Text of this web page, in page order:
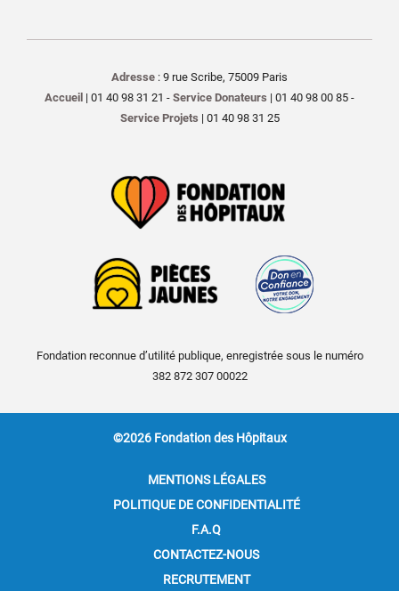
Adresse : 9 rue Scribe, 75009 Paris
Accueil | 01 40 98 31 21 - Service Donateurs | 01 40 98 00 85 -
Service Projets | 01 40 98 31 25
Fondation reconnue d’utilité publique, enregistrée sous le numéro
382 872 307 00022
©2026 Fondation des Hôpitaux
MENTIONS LÉGALES
POLITIQUE DE CONFIDENTIALITÉ
F.A.Q
CONTACTEZ-NOUS
RECRUTEMENT